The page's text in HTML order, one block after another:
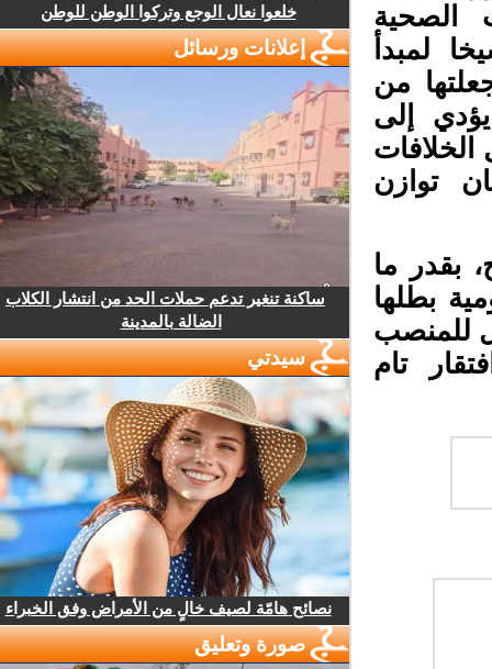
الصحية
لمبدأ
من
إلى
توازن
بقدر ما
بطلها
للمنصب
تام
خلعوا نعال الوجع وتركوا الوطن للوطن
إعلانات ورسائل
ساكنة تنغير تدعم حملات الحد من انتشار الكلاب
الضالة بالمدينة
سيدتي
نصائح هامّة لصيف خالٍ من الأمراض وفق الخبراء
صورة وتعليق